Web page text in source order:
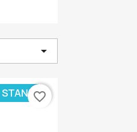

favorite_border